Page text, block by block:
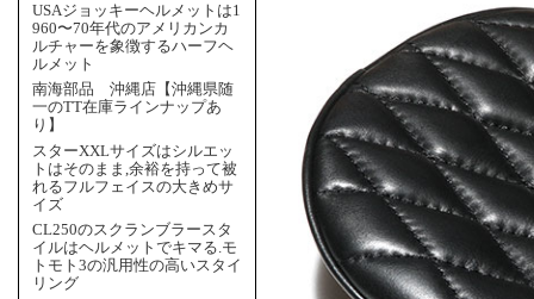
USAジョッキーヘルメットは1
960〜70年代のアメリカンカ
ルチャーを象徴するハーフヘ
ルメット
南海部品 沖縄店【沖縄県随
一のTT在庫ラインナップあ
り】
スターXXLサイズはシルエッ
トはそのまま,余裕を持って被
れるフルフェイスの大きめサ
イズ
CL250のスクランブラースタ
イルはヘルメットでキマる.モ
トモト3の汎用性の高いスタイ
リング